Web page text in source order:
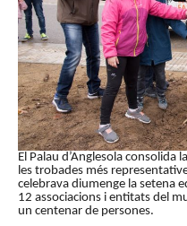
El Palau d’Anglesola
les trobades més
celebrava diumenge la setena
12 associacions i entitats del
un centenar de persones.